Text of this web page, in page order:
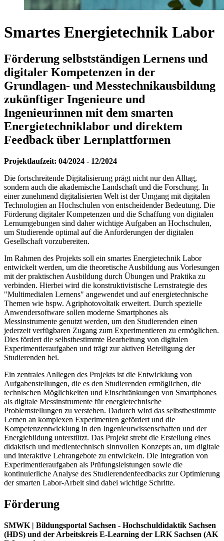
Smartes Energietechnik Labor
Förderung selbstständigen Lernens und
digitaler Kompetenzen in der
Grundlagen- und Messtechnikausbildung
zukünftiger Ingenieure und
Ingenieurinnen mit dem smarten
Energietechniklabor und direktem
Feedback über Lernplattformen
Projektlaufzeit: 04/2024 - 12/2024
Die fortschreitende Digitalisierung prägt nicht nur den Alltag,
sondern auch die akademische Landschaft und die Forschung. In
einer zunehmend digitalisierten Welt ist der Umgang mit digitalen
Technologien an Hochschulen von entscheidender Bedeutung. Die
Förderung digitaler Kompetenzen und die Schaffung von digitalen
Lernumgebungen sind daher wichtige Aufgaben an Hochschulen,
um Studierende optimal auf die Anforderungen der digitalen
Gesellschaft vorzubereiten.
Im Rahmen des Projekts soll ein smartes Energietechnik Labor
entwickelt werden, um die theoretische Ausbildung aus Vorlesungen
mit der praktischen Ausbildung durch Übungen und Praktika zu
verbinden. Hierbei wird die konstruktivistische Lernstrategie des
"Multimedialen Lernens" angewendet und auf energietechnische
Themen wie bspw. Agriphotovoltaik erweitert. Durch spezielle
Anwendersoftware sollen moderne Smartphones als
Messinstrumente genutzt werden, um den Studierenden einen
jederzeit verfügbaren Zugang zum Experimentieren zu ermöglichen.
Dies fördert die selbstbestimmte Bearbeitung von digitalen
Experimentieraufgaben und trägt zur aktiven Beteiligung der
Studierenden bei.
Ein zentrales Anliegen des Projekts ist die Entwicklung von
Aufgabenstellungen, die es den Studierenden ermöglichen, die
technischen Möglichkeiten und Einschränkungen von Smartphones
als digitale Messinstrumente für energietechnische
Problemstellungen zu verstehen. Dadurch wird das selbstbestimmte
Lernen an komplexen Experimenten gefördert und die
Kompetenzentwicklung in den Ingenieurwissenschaften und der
Energiebildung unterstützt. Das Projekt strebt die Erstellung eines
didaktisch und medientechnisch sinnvollen Konzepts an, um digitale
und interaktive Lehrangebote zu entwickeln. Die Integration von
Experimentieraufgaben als Prüfungsleistungen sowie die
kontinuierliche Analyse des Studierendenfeedbacks zur Optimierung
der smarten Labor-Arbeit sind dabei wichtige Schritte.
Förderung
SMWK | Bildungsportal Sachsen - Hochschuldidaktik Sachsen
(HDS) und der Arbeitskreis E-Learning der LRK Sachsen (AK